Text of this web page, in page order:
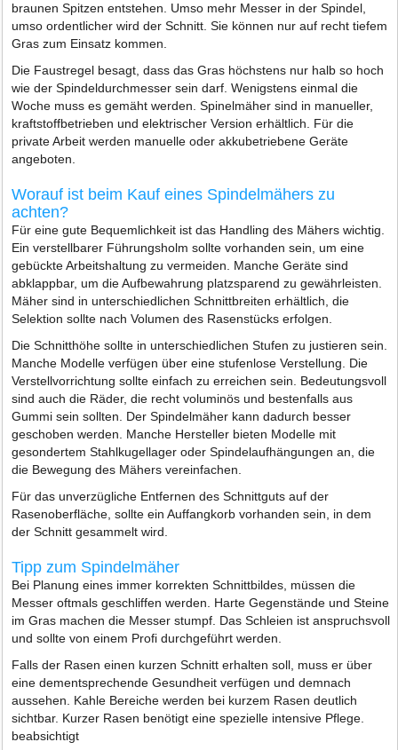
braunen Spitzen entstehen. Umso mehr Messer in der Spindel,
umso ordentlicher wird der Schnitt. Sie können nur auf recht tiefem
Gras zum Einsatz kommen.
Die Faustregel besagt, dass das Gras höchstens nur halb so hoch
wie der Spindeldurchmesser sein darf. Wenigstens einmal die
Woche muss es gemäht werden. Spinelmäher sind in manueller,
kraftstoffbetrieben und elektrischer Version erhältlich. Für die
private Arbeit werden manuelle oder akkubetriebene Geräte
angeboten.
Worauf ist beim Kauf eines Spindelmähers zu
achten?
Für eine gute Bequemlichkeit ist das Handling des Mähers wichtig.
Ein verstellbarer Führungsholm sollte vorhanden sein, um eine
gebückte Arbeitshaltung zu vermeiden. Manche Geräte sind
abklappbar, um die Aufbewahrung platzsparend zu gewährleisten.
Mäher sind in unterschiedlichen Schnittbreiten erhältlich, die
Selektion sollte nach Volumen des Rasenstücks erfolgen.
Die Schnitthöhe sollte in unterschiedlichen Stufen zu justieren sein.
Manche Modelle verfügen über eine stufenlose Verstellung. Die
Verstellvorrichtung sollte einfach zu erreichen sein. Bedeutungsvoll
sind auch die Räder, die recht voluminös und bestenfalls aus
Gummi sein sollten. Der Spindelmäher kann dadurch besser
geschoben werden. Manche Hersteller bieten Modelle mit
gesondertem Stahlkugellager oder Spindelaufhängungen an, die
die Bewegung des Mähers vereinfachen.
Für das unverzügliche Entfernen des Schnittguts auf der
Rasenoberfläche, sollte ein Auffangkorb vorhanden sein, in dem
der Schnitt gesammelt wird.
Tipp zum Spindelmäher
Bei Planung eines immer korrekten Schnittbildes, müssen die
Messer oftmals geschliffen werden. Harte Gegenstände und Steine
im Gras machen die Messer stumpf. Das Schleien ist anspruchsvoll
und sollte von einem Profi durchgeführt werden.
Falls der Rasen einen kurzen Schnitt erhalten soll, muss er über
eine dementsprechende Gesundheit verfügen und demnach
aussehen. Kahle Bereiche werden bei kurzem Rasen deutlich
sichtbar. Kurzer Rasen benötigt eine spezielle intensive Pflege.
beabsichtigt